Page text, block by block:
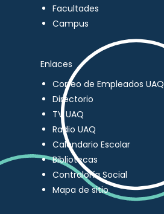
Facultades
Campus
Enlaces
Correo de Empleados UAQ
Directorio
TV UAQ
Radio UAQ
Calendario Escolar
Bibliotecas
Contraloría Social
Mapa de sitio